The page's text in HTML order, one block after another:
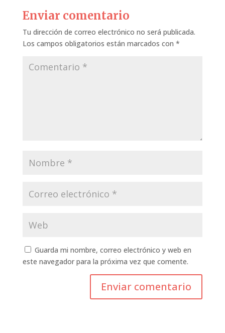
Enviar comentario
Tu dirección de correo electrónico no será publicada.
Los campos obligatorios están marcados con *
Guarda mi nombre, correo electrónico y web en
este navegador para la próxima vez que comente.